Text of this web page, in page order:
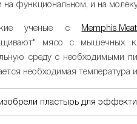
на функциональном, и на
ученые с Memphis
мясо с мышечных
среду с необходимыми
необходимая температура
пластырь для